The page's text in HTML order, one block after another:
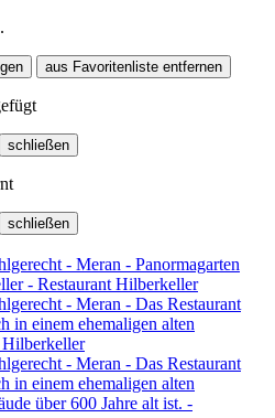
aus Favoritenliste entfernen
schließen
schließen